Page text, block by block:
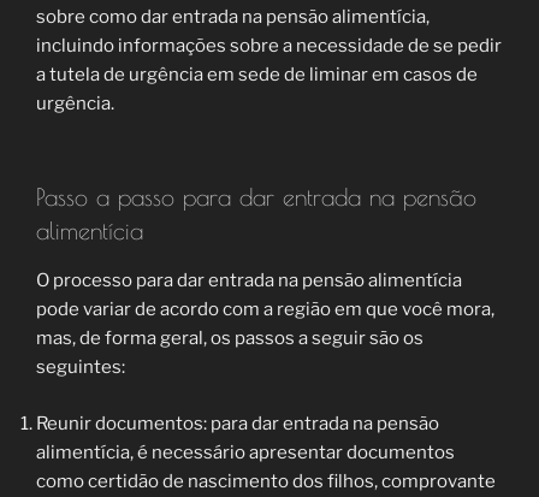
sobre como dar entrada na pensão alimentícia,
incluindo informações sobre a necessidade de se pedir
a tutela de urgência em sede de liminar em casos de
urgência.
Passo a passo para dar entrada na pensão
alimentícia
O processo para dar entrada na pensão alimentícia
pode variar de acordo com a região em que você mora,
mas, de forma geral, os passos a seguir são os
seguintes:
Reunir documentos: para dar entrada na pensão
alimentícia, é necessário apresentar documentos
como certidão de nascimento dos filhos, comprovante